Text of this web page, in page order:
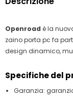
Openroad è la
zaino porta pc fa
design dinamico,
Specifiche del
Garanzia: